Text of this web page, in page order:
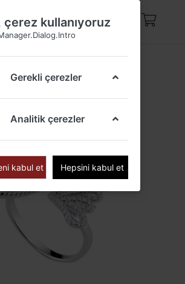
çerez kullanıyoruz
Gerekli çerezler
Analitik çerezler
kabul et Hepsini kabul et